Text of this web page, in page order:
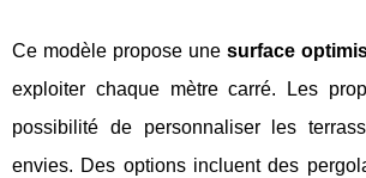
Ce modèle propose unesurface
exploiter chaque mètre carré. Les
possibilité de personnaliser les
envies. Des options incluent des